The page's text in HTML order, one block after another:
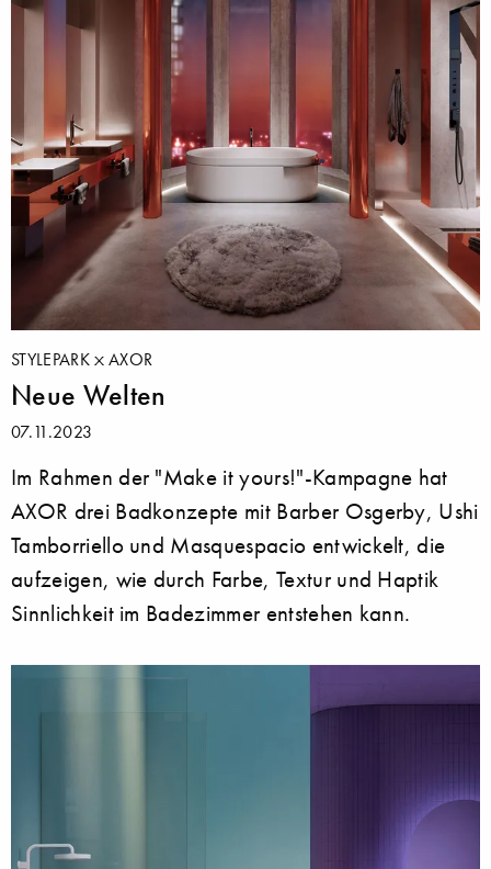
STYLEPARK AXOR
Neue Welten
07.11.2023
Im Rahmen der "Make it yours!"-Kampagne hat
AXOR drei Badkonzepte mit Barber Osgerby, Ushi
Tamborriello und Masquespacio entwickelt, die
aufzeigen, wie durch Farbe, Textur und Haptik
Sinnlichkeit im Badezimmer entstehen kann.